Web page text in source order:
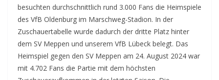
besuchten durchschnittlich rund 3.000 Fans die Heimspiele
des VfB Oldenburg im Marschweg-Stadion. In der
Zuschauertabelle wurde dadurch der dritte Platz hinter
dem SV Meppen und unserem VfB Lübeck belegt. Das
Heimspiel gegen den SV Meppen am 24. August 2024 war
mit 4.702 Fans die Partie mit dem höchsten